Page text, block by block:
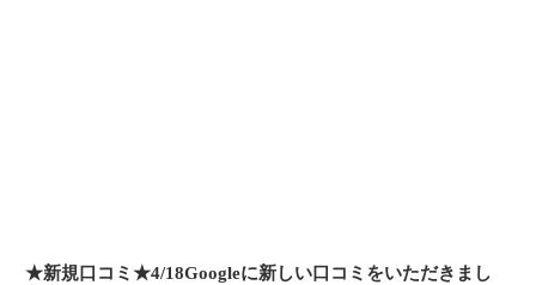
★新規口コミ★4/18Googleに新しい口コミをいただきまし